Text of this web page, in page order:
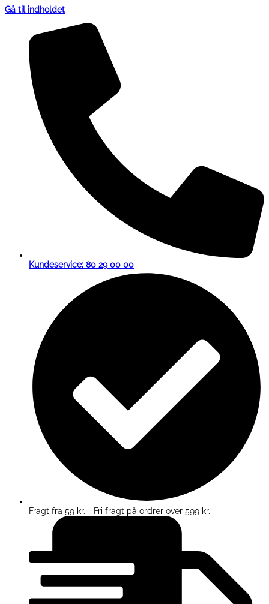
Gå til indholdet
Kundeservice: 80 29 00 00
Fragt fra 59 kr. - Fri fragt på ordrer over 599 kr.